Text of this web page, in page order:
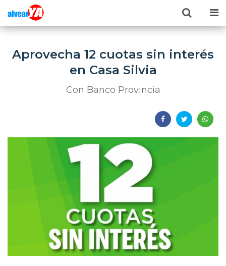
Aprovecha 12 cuotas sin interés
en Casa Silvia
Con Banco Provincia